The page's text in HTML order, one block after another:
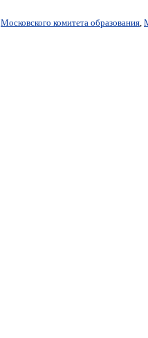
Московского комитета образования,